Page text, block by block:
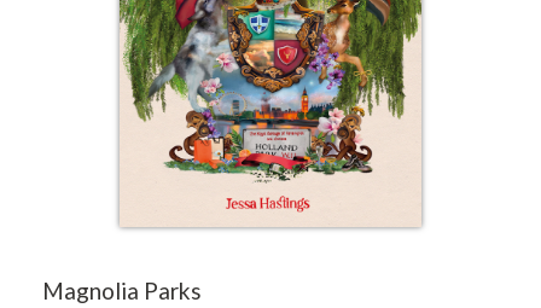
Magnolia Parks